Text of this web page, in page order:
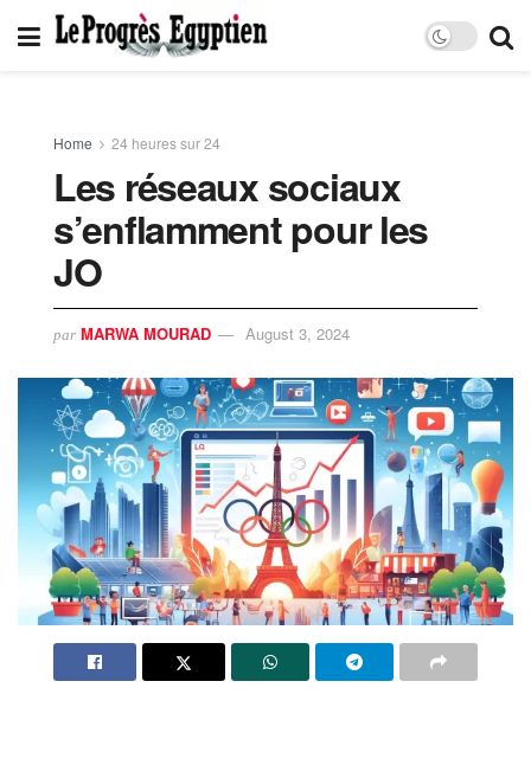
Home 24 heures sur 24
Les réseaux sociaux
s’enflamment pour les
JO
par MARWA MOURAD August 3, 2024